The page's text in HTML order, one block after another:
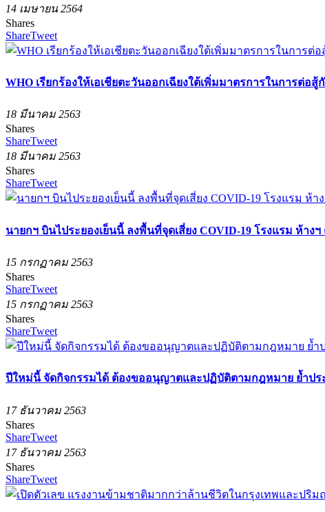
14 เมษายน 2564
Shares
ShareTweet
WHO เรียกร้องให้เอเชียตะวันออกเฉียงใต้เพิ่มมาตรการในการต่อ
18 มีนาคม 2563
Shares
ShareTweet
18 มีนาคม 2563
Shares
ShareTweet
นายกฯ บินไประยองเย็นนี้ ลงพื้นที่จุดเสี่ยง COVID-19 โรงแรม ห้างฯ
15 กรกฏาคม 2563
Shares
ShareTweet
15 กรกฏาคม 2563
Shares
ShareTweet
ปีใหม่นี้ จัดกิจกรรมได้ ต้องขออนุญาตและปฏิบัติตามกฎหมาย ย้ำป
17 ธันวาคม 2563
Shares
ShareTweet
17 ธันวาคม 2563
Shares
ShareTweet